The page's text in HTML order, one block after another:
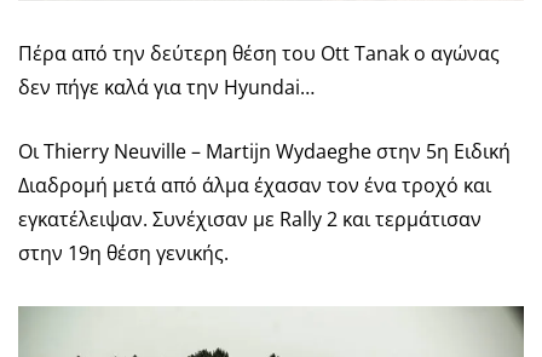
Πέρα από την δεύτερη θέση του Ott Tanak ο αγώνας
δεν πήγε καλά για την Hyundai…
Οι Thierry Neuville – Martijn Wydaeghe στην 5η Ειδική
Διαδρομή μετά από άλμα έχασαν τον ένα τροχό και
εγκατέλειψαν. Συνέχισαν με Rally 2 και τερμάτισαν
στην 19η θέση γενικής.